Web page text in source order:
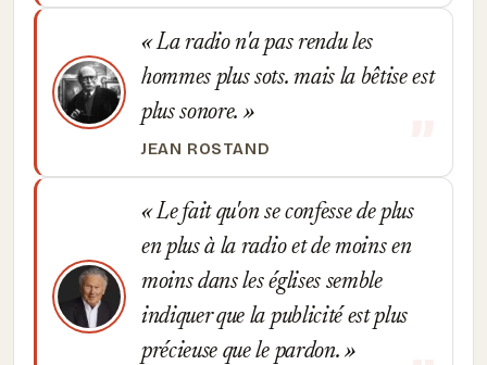
La radio n'a pas rendu les
hommes plus sots. mais la bêtise est
plus sonore.
JEAN ROSTAND
Le fait qu'on se confesse de plus
en plus à la radio et de moins en
moins dans les églises semble
indiquer que la publicité est plus
précieuse que le pardon.